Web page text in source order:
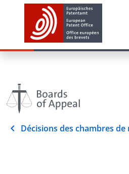
Décisions des chambres de